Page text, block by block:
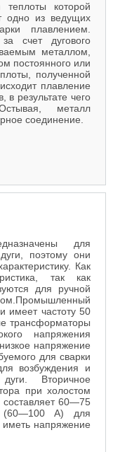
теплоты которой
одно из ведущих
плавлением.
счет дугового
металлом,
постоянного или
полученной
плавление
в результате чего
металл
соединение.
для
поэтому они
Как
так как
для ручной
имеет частоту 50
трансформаторы
напряжения
напряжение
для сварки
возбуждения и
Вторичное
при холостом
составляет 60—75
А) для
иметь напряжение